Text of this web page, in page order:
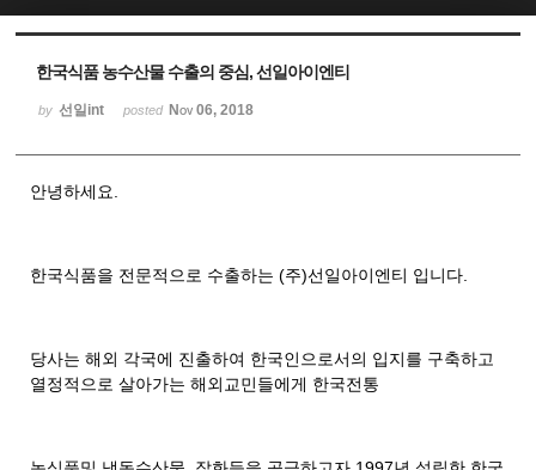
한국식품 농수산물 수출의 중심, 선일아이엔티
by 선일int posted Nov 06, 2018
안녕하세요.
한국식품을 전문적으로 수출하는 (주)선일아이엔티 입니다.
당사는 해외 각국에 진출하여 한국인으로서의 입지를 구축하고
열정적으로 살아가는 해외교민들에게 한국전통
Sketchbook5, 스케치북5